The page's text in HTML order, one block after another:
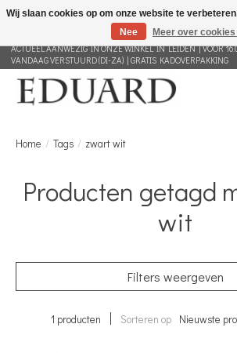
GRATIS VERZENDING NEDERLAND VANAF 100 EURO |
ACTUEEL AANWEZIG IN ONZE WINKEL IN LEIDEN | VOOR
VANDAAG VERSTUURD (DI-ZA) | GRATIS KADOVERPAKKING
Home / Tags / zwart wit
Producten getagd
wit
Filters weergeven
1 producten Sorteren op Nieuwste
Wij slaan cookies op om onze website te
Nee
Meer over cookies